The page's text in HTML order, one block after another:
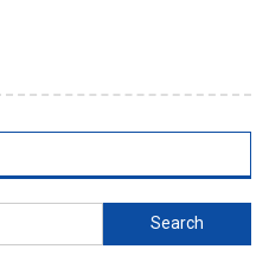
Search
for: